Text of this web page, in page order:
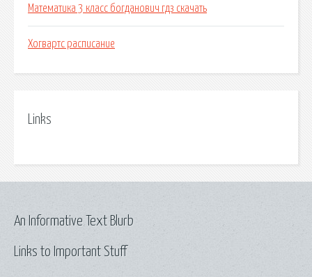
Математика 3 класс богданович гдз скачать
Хогвартс расписание
Links
Links to Important Stuff
An Informative Text Blurb